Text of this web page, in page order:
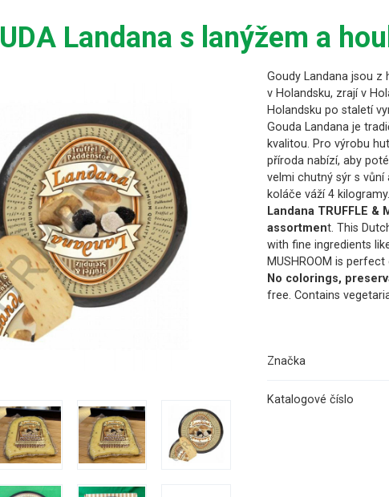
Landana s lanýžem a
Goudy Landana jsou z
v Holandsku, zrají v
Holandsku po staletí
Gouda Landana je
kvalitou. Pro výrobu
příroda nabízí, aby
velmi chutný sýr s vůní
koláče váží 4 kilogramy.
Landana TRUFFLE
assortment. This
with fine ingredients
MUSHROOM is
No colorings,
free. Contains
Značka
Katalogové číslo